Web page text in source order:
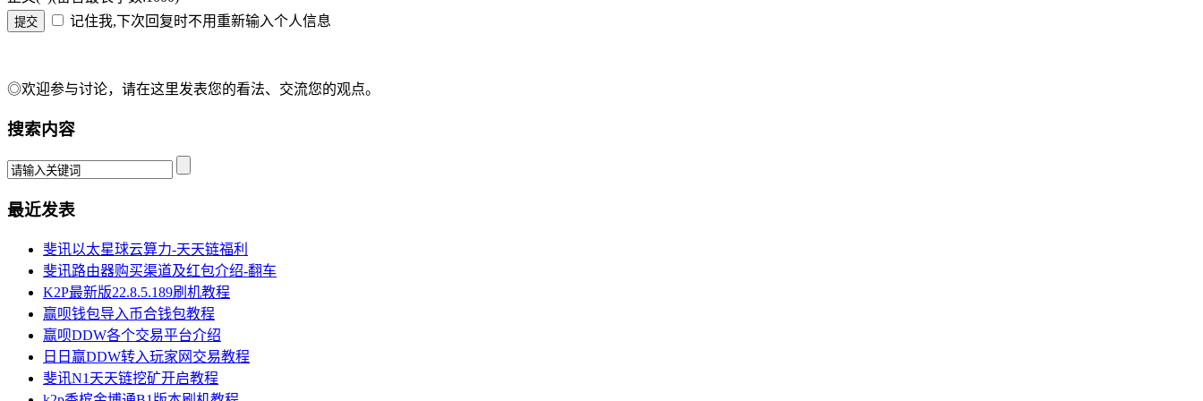
记住我,下次回复时不用重新输入个人信息
◎欢迎参与讨论，请在这里发表您的看法、交流您的观点。
搜索内容
最近发表
斐讯以太星球云算力-天天链福利
斐讯路由器购买渠道及红包介绍-翻车
K2P最新版22.8.5.189刷机教程
赢呗钱包导入币合钱包教程
赢呗DDW各个交易平台介绍
日日赢DDW转入玩家网交易教程
斐讯N1天天链挖矿开启教程